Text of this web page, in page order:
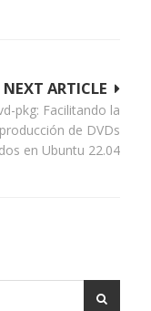
NEXT ARTICLE
pkg: Facilitando la
de DVDs
en Ubuntu 22.04